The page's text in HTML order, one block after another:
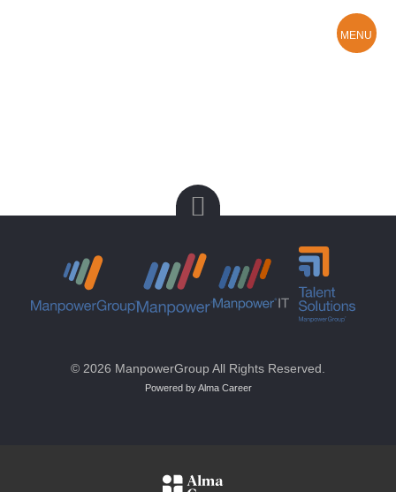
MENU
© 2026 ManpowerGroup All Rights Reserved.
Powered by Alma Career